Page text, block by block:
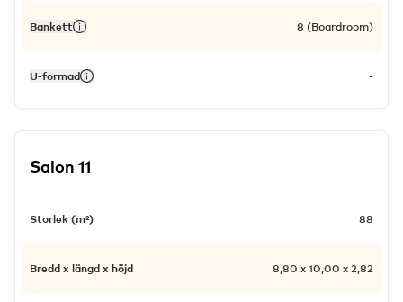
Bankett 8 (Boardroom)
U-formad -
Salon 11
Storlek (m²) 88
Bredd x längd x höjd 8,80 x 10,00 x 2,82